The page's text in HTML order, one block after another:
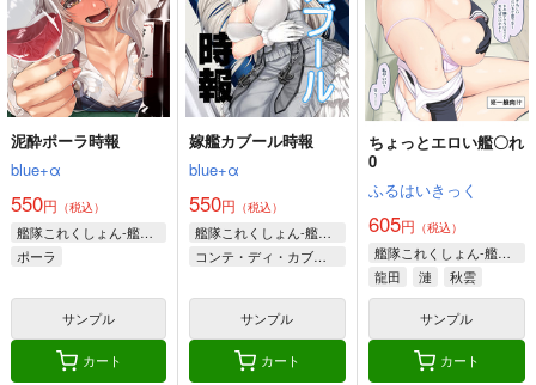
泥酔ポーラ時報
blue+α
550円 （税込）
艦隊これくしょん-艦これ-
ポーラ
サンプル
カート
嫁艦カブール時報
blue+α
550円 （税込）
艦隊これくしょん-艦これ-
コンテ・ディ・カブール
サンプル
カート
ちょっとエロい艦〇れ
0
ふるはいきっく
605円 （税込）
艦隊これくしょん-艦これ-
龍田
漣 秋雲
サンプル
カート